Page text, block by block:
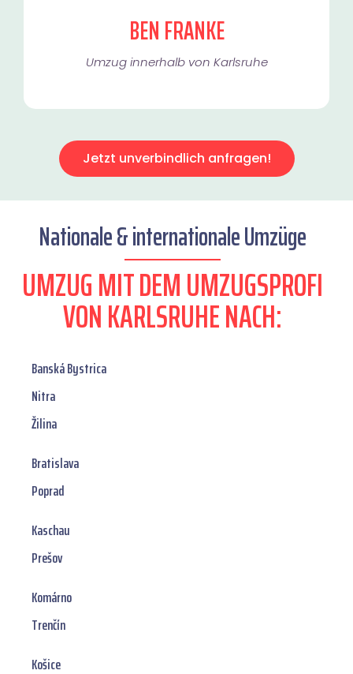
BEN FRANKE
Umzug innerhalb von Karlsruhe​
Jetzt unverbindlich anfragen!
Nationale & internationale Umzüge
UMZUG MIT DEM UMZUGSPROFI
VON KARLSRUHE NACH:
Banská Bystrica
Nitra
Žilina
Bratislava
Poprad
Kaschau
Prešov
Komárno
Trenčín
Košice